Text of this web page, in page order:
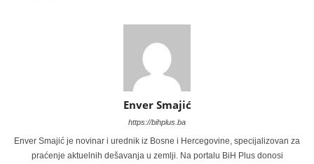
Enver Smajić
https://bihplus.ba
Enver Smajić je novinar i urednik iz Bosne i Hercegovine, specijalizovan za
praćenje aktuelnih dešavanja u zemlji. Na portalu BiH Plus donosi